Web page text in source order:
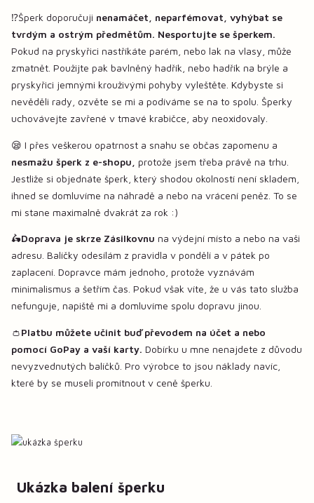
⁉️Šperk doporučuji nenamáčet, neparfémovat, vyhýbat se
tvrdým a ostrým předmětům. Nesportujte se šperkem.
Pokud na pryskyřici nastříkáte parém, nebo lak na vlasy, může
zmatnět. Použijte pak bavlněný hadřík, nebo hadřík na brýle a
pryskyřici jemnými krouživými pohyby vyleštěte. Kdybyste si
nevěděli rady, ozvěte se mi a podíváme se na to spolu. Šperky
uchovávejte zavřené v tmavé krabičce, aby neoxidovaly.
😪 I přes veškerou opatrnost a snahu se občas zapomenu a
nesmažu šperk z e-shopu,
protože jsem třeba právě na trhu.
Jestliže si objednáte šperk, který shodou okolností není skladem,
ihned se domluvíme na náhradě a nebo na vrácení peněz. To se
mi stane maximalně dvakrát za rok :)
🛵Doprava je skrze Zásilkovnu na výdejní místo a nebo na vaši
adresu. Balíčky odesílám z pravidla v pondělí a v pátek po
zaplacení. Dopravce mám jednoho, protože vyznávám
minimalismus a šetřím čas. Pokud však víte, že u vás tato služba
nefunguje, napiště mi a domluvíme spolu dopravu jinou.
👛Platbu můžete učinit buď převodem na účet a nebo
pomocí GoPay a vaší karty. Dobírku u mne nenajdete z důvodu
nevyzvednutých balíčků. Pro výrobce to jsou náklady navíc,
které by se museli promítnout v ceně šperku.
Ukázka balení šperku